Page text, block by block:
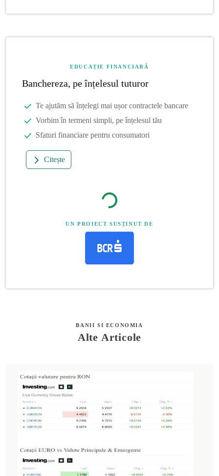
EDUCAȚIE FINANCIARĂ
Banchereza, pe înțelesul tuturor
Te ajutăm să înțelegi mai ușor contractele bancare
Vorbim în termeni simpli, pe înțelesul tău
Sfaturi financiare pentru consumatori
Citește
UN PROIECT SUSȚINUT DE
BANII SI ECONOMIA
Alte Articole